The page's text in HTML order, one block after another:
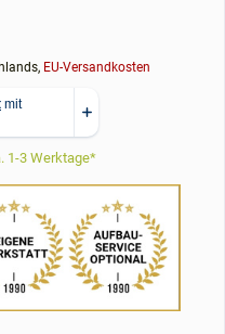
EU-Versandkosten
1-3 Werktage*